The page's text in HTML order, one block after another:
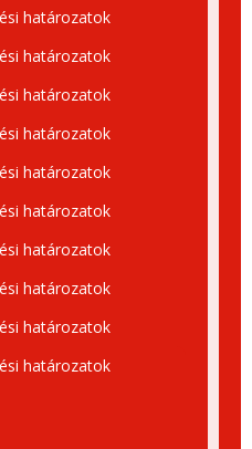
határozatok
határozatok
határozatok
határozatok
határozatok
határozatok
határozatok
határozatok
határozatok
határozatok